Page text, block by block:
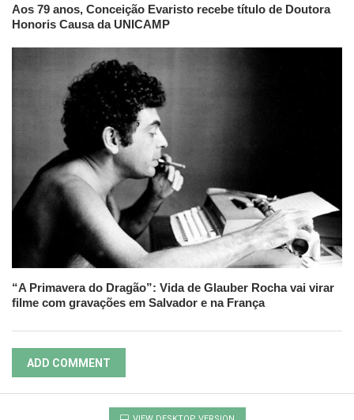
Aos 79 anos, Conceição Evaristo recebe título de Doutora
Honoris Causa da UNICAMP
“A Primavera do Dragão”: Vida de Glauber Rocha vai virar
filme com gravações em Salvador e na França
ADD COMMENT